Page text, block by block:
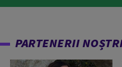
PARTENERII